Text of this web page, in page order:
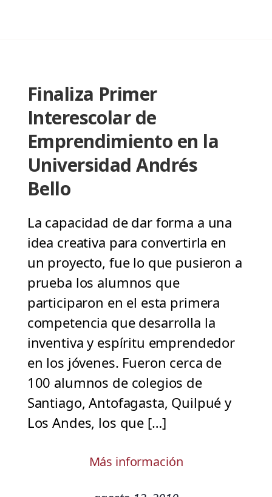
Finaliza Primer
Interescolar de
Emprendimiento en la
Universidad Andrés
Bello
La capacidad de dar forma a una
idea creativa para convertirla en
un proyecto, fue lo que pusieron a
prueba los alumnos que
participaron en el esta primera
competencia que desarrolla la
inventiva y espíritu emprendedor
en los jóvenes. Fueron cerca de
100 alumnos de colegios de
Santiago, Antofagasta, Quilpué y
Los Andes, los que […]
Más información